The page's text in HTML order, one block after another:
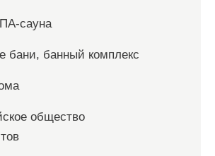
сауна
бани, банный комплекс
общество